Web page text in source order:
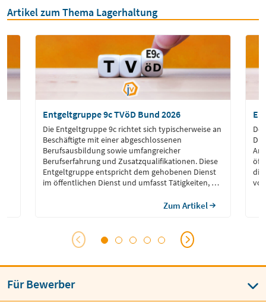
Artikel zum Thema Lagerhaltung
Entgeltgruppe 9c TVöD Bund 2026
Die Entgeltgruppe 9c richtet sich typischerweise an
Beschäftigte mit einer abgeschlossenen
Berufsausbildung sowie umfangreicher
Berufserfahrung und Zusatzqualifikationen. Diese
Entgeltgruppe entspricht dem gehobenen Dienst
im öffentlichen Dienst und umfasst Tätigkeiten, die
komplexer Vorgänge und oft auch die Leitung
mit einem höheren Verantwortungsgrad als in den
Entgeltgruppen E 9a oder E 9b.
Zum Artikel
die
Für Bewerber